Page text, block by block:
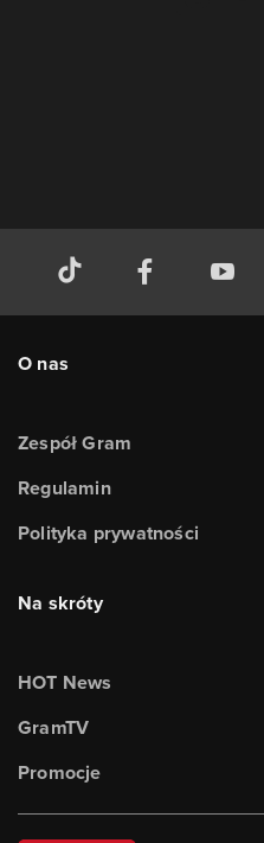
O nas
Zespół Gram
Regulamin
Polityka prywatności
Na skróty
HOT News
GramTV
Promocje